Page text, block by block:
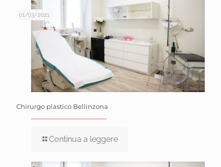
01/03/2021
Chirurgo plastico Bellinzona
Continua a leggere